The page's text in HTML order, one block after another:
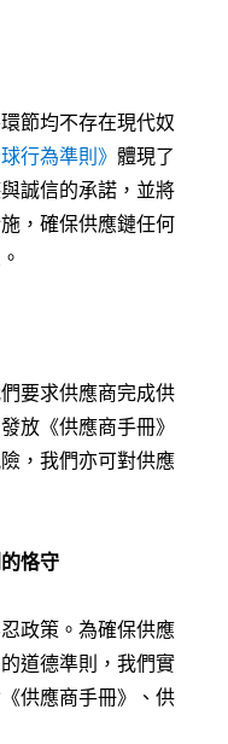
節均不存在現代奴
球行為準則》 體現了
誠信的承諾，並將
，確保供應鏈任何
要求供應商完成供
放《供應商手冊》
，我們亦可對供應
恪守
政策。為確保供應
道德準則，我們實
供應商手冊》、供